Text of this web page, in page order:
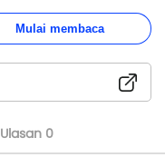
Mulai membaca
Ulasan 0